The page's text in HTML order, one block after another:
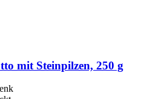
mit Steinpilzen, 250 g